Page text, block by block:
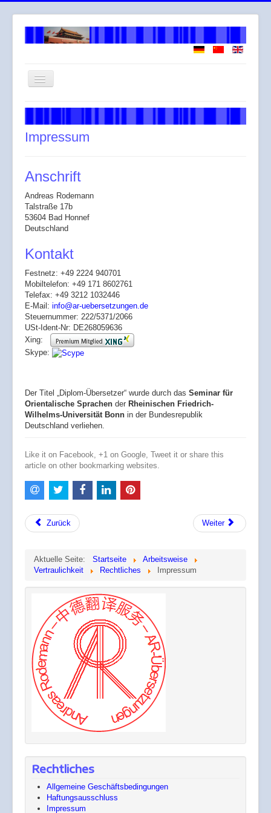
Navigation
Willkommen
Leistungen
Honorar
Across
Gendergerechte Sprache
Impressum
Anschrift
Andreas Rodemann
Talstraße 17b
53604 Bad Honnef
Deutschland
Kontakt
Festnetz: +49 2224 940701
Mobiltelefon: +49 171 8602761
Telefax: +49 3212 1032446
E-Mail: info@ar-uebersetzungen.de
Steuernummer: 222/5371/2066
USt-Ident-Nr: DE268059636
Xing:
Skype:
Der Titel „Diplom-Übersetzer“ wurde durch das Seminar für
Orientalische Sprachen der Rheinischen Friedrich-
Wilhelms-Universität Bonn in der Bundesrepublik
Deutschland verliehen.
Like it on Facebook, +1 on Google, Tweet it or share this
article on other bookmarking websites.
Zurück Weiter
Aktuelle Seite: Startseite
Arbeitsweise
Vertraulichkeit
Rechtliches Impressum
Rechtliches
Allgemeine Geschäftsbedingungen
Haftungsausschluss
Impressum